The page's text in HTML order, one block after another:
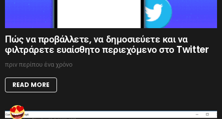
Πώς να προβάλλετε, να δημοσιεύετε και να
φιλτράρετε ευαίσθητο περιεχόμενο στο Twitter
πριν περίπου ένα χρόνο
READ MORE